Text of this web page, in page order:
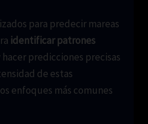
para predecir mareas
identificar patrones
hacer predicciones precisas
de estas
enfoques más comunes